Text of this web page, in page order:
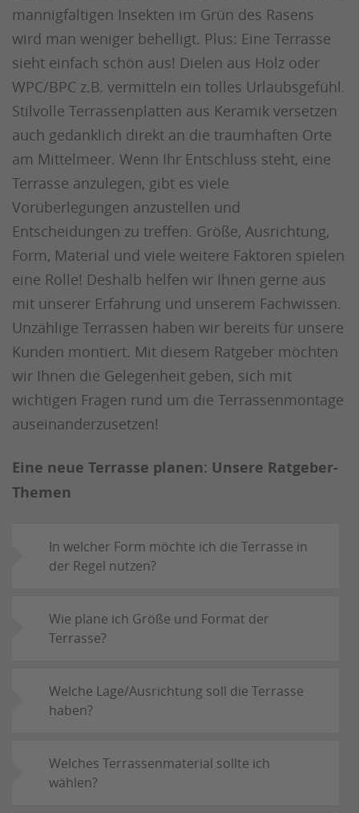
mannigfaltigen Insekten im Grün des Rasens
wird man weniger behelligt. Plus: Eine Terrasse
sieht einfach schön aus! Dielen aus Holz oder
WPC/BPC z.B. vermitteln ein tolles Urlaubsgefühl.
Stilvolle Terrassenplatten aus Keramik versetzen
auch gedanklich direkt an die traumhaften Orte
am Mittelmeer. Wenn Ihr Entschluss steht, eine
Terrasse anzulegen, gibt es viele
Vorüberlegungen anzustellen und
Entscheidungen zu treffen. Größe, Ausrichtung,
Form, Material und viele weitere Faktoren spielen
eine Rolle! Deshalb helfen wir Ihnen gerne aus
mit unserer Erfahrung und unserem Fachwissen.
Unzählige Terrassen haben wir bereits für unsere
Kunden montiert. Mit diesem Ratgeber möchten
wir Ihnen die Gelegenheit geben, sich mit
wichtigen Fragen rund um die Terrassenmontage
auseinanderzusetzen!
Eine neue Terrasse planen: Unsere Ratgeber-
Themen
In welcher Form möchte ich die Terrasse in
der Regel nutzen?
Wie plane ich Größe und Format der
Terrasse?
Welche Lage/Ausrichtung soll die Terrasse
haben?
Welches Terrassenmaterial sollte ich
wählen?